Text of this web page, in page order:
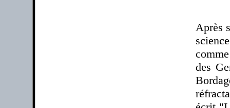
Après
des